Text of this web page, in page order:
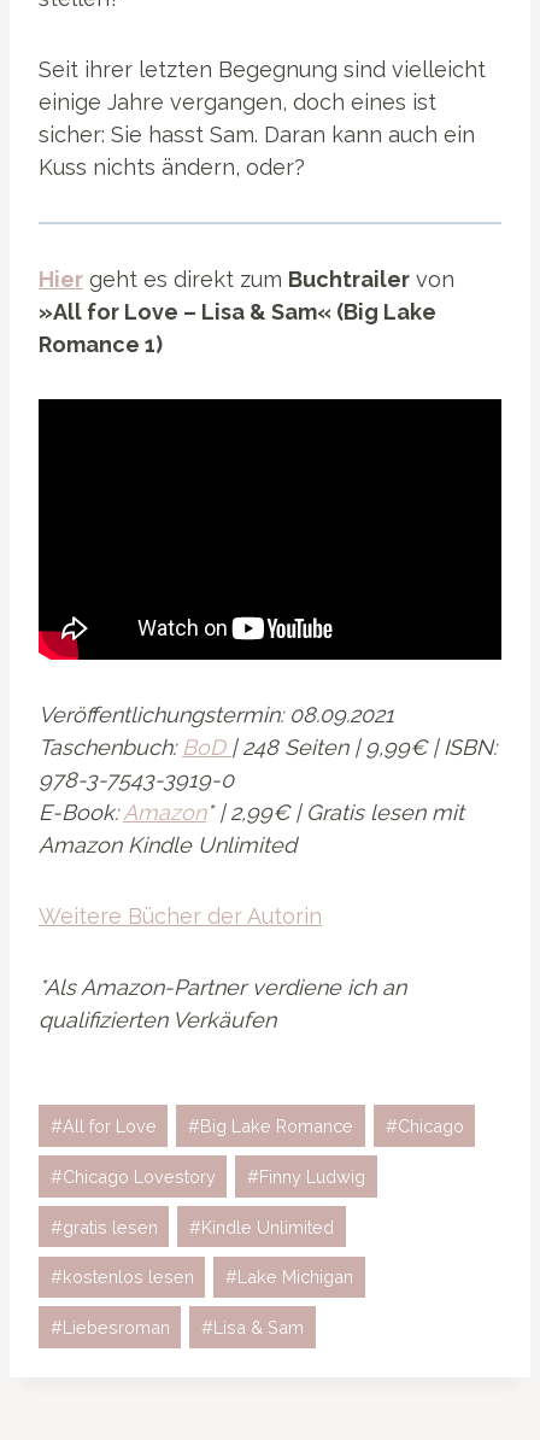
Seit ihrer letzten Begegnung sind vielleicht
einige Jahre vergangen, doch eines ist
sicher: Sie hasst Sam. Daran kann auch ein
Kuss nichts ändern, oder?
Hier geht es direkt zum Buchtrailer von
»All for Love – Lisa & Sam« (Big Lake
Romance 1)
Veröffentlichungstermin: 08.09.2021
Taschenbuch: BoD | 248 Seiten | 9,99€ | ISBN:
978-3-7543-3919-0
E-Book:Amazon* | 2,99€ | Gratis lesen mit
Amazon Kindle Unlimited
Weitere Bücher der Autorin
*Als Amazon-Partner verdiene ich an
qualifizierten Verkäufen
Schlagworte:
#All for Love #Big Lake Romance #Chicago
#Chicago Lovestory #Finny Ludwig
#gratis lesen #Kindle Unlimited
#kostenlos lesen #Lake Michigan
#Liebesroman #Lisa & Sam